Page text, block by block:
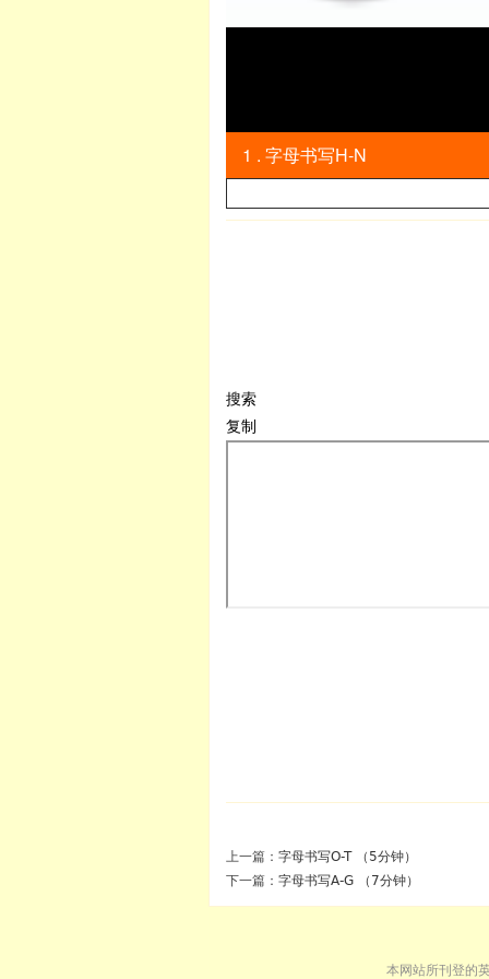
1 . 字母书写H-N
搜索
复制
上一篇： 字母书写O-T （5分钟）
下一篇： 字母书写A-G （7分钟）
本网站所刊登的